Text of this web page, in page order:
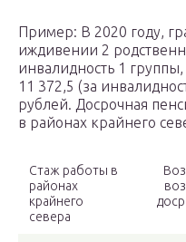
Пример: В 2020 году,
иждивении 2
инвалидность 1
11 372,5 (за
рублей. Досрочная
в районах крайнего
Стаж работы в
районах
крайнего
севера